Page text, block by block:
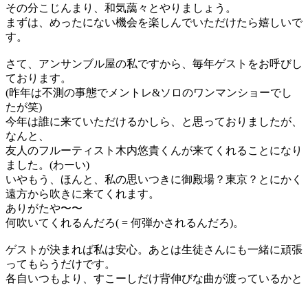
その分こじんまり、和気藹々とやりましょう。
まずは、めったにない機会を楽しんでいただけたら嬉しいで
す。
さて、アンサンブル屋の私ですから、毎年ゲストをお呼びし
ております。
(昨年は不測の事態でメントレ&ソロのワンマンショーでし
たが笑)
今年は誰に来ていただけるかしら、と思っておりましたが、
なんと、
友人のフルーティスト木内悠貴くんが来てくれることになり
ました。(わーい)
いやもう、ほんと、私の思いつきに御殿場？東京？とにかく
遠方から吹きに来てくれます。
ありがたや〜〜
何吹いてくれるんだろ( = 何弾かされるんだろ)。
ゲストが決まれば私は安心。あとは生徒さんにも一緒に頑張
ってもらうだけです。
各自いつもより、すこーしだけ背伸びな曲が渡っているかと